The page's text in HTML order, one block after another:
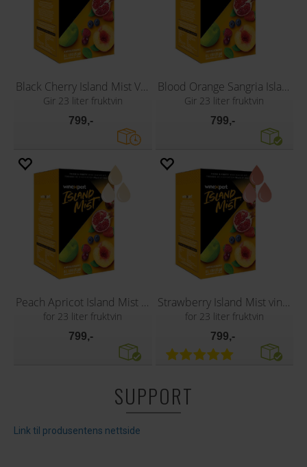
Black Cherry Island Mist Vinsett
Gir 23 liter fruktvin
799,-
Blood Orange Sangria Island Mist vinsett
Gir 23 liter fruktvin
799,-
Peach Apricot Island Mist vinsett
for 23 liter fruktvin
799,-
Strawberry Island Mist vinsett
for 23 liter fruktvin
799,-
SUPPORT
Link til produsentens nettside